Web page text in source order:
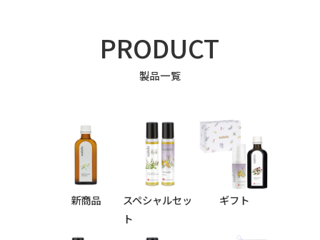
PRODUCT
製品一覧
新商品
スペシャルセッ
ト
ギフト